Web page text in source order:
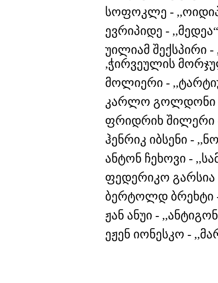
სოფოკლე -
ევრიპიდე - ,,მედეა“
უილიამ შექსპირი
,ჭირვეულის
მოლიერი -
კარლო გოლდონი -
ფრიდრიხ შილერი -
ჰენრიკ იბსენი -
ანტონ ჩეხოვი -
ფედერიკო
ბერტოლდ ბრეხტი
ჟან ანუი -
ეჟენ იონესკო -